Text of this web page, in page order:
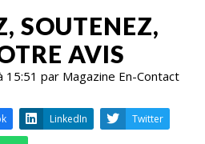
SOUTENEZ,
AVIS
15:51 par Magazine En-Contact